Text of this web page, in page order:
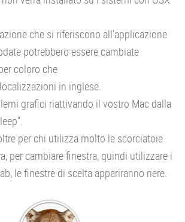
che si riferiscono all’applicazione
potrebbero essere cambiate
coloro che
in inglese.
grafici riattivando il vostro Mac dalla
per chi utilizza molto le scorciatoie
per cambiare finestra, quindi utilizzare i
le finestre di scelta appariranno nere.